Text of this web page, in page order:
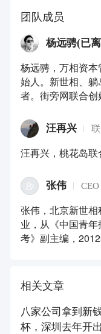
团队成员
杨远骋，万相资
始人。新世相、
者。街旁网联合
汪再兴
汪再兴，桃花岛联
张伟 CEO
张伟，北京新世
业，从《中国青
考》副主编，
相关文章
八家公司拿到新
杯，深圳去年开